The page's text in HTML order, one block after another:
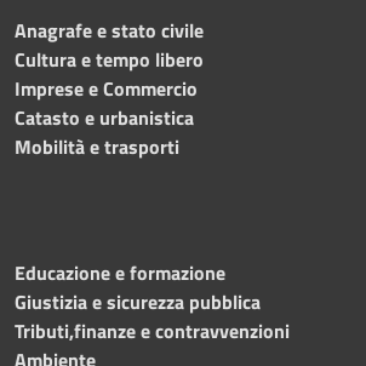
Anagrafe e stato civile
Cultura e tempo libero
Imprese e Commercio
Catasto e urbanistica
Mobilità e trasporti
Educazione e formazione
Giustizia e sicurezza pubblica
Tributi,finanze e contravvenzioni
Ambiente